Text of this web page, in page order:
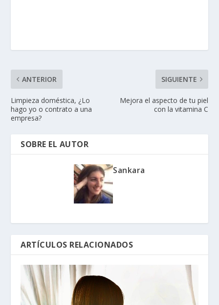
ANTERIOR
Limpieza doméstica, ¿Lo
hago yo o contrato a una
empresa?
SIGUIENTE
Mejora el aspecto de tu piel
con la vitamina C
SOBRE EL AUTOR
Sankara
ARTÍCULOS RELACIONADOS